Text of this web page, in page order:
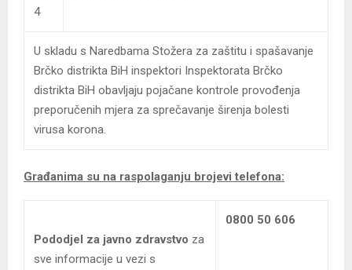
4
U skladu s Naredbama Stožera za zaštitu i spašavanje
Brčko distrikta BiH inspektori Inspektorata Brčko
distrikta BiH obavljaju pojačane kontrole provođenja
preporučenih mjera za sprečavanje širenja bolesti
virusa korona.
Građanima su na raspolaganju brojevi telefona:
Pododjel za javno zdravstvo za
sve informacije u vezi s
0800 50 606